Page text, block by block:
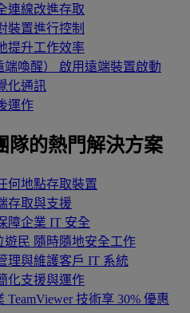
連線改進存取
裝置進行控制
提升工作效率
喚醒）
啟用遠端裝置啟動
化通訊
運作
隊的熱門解決方案
何地點存取裝置
存取與支援
障企業 IT 安全
遊民 隨時隨地安全工作
理與維護客戶 IT 系統
化支援與運作
TeamViewer 技術享 30% 優惠